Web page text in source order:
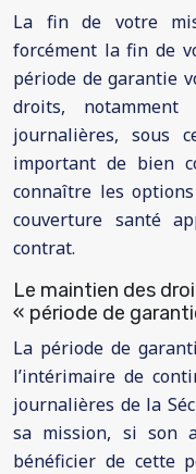
La fin de votre
forcément la fin de
période de garantie
droits,
journalières, sous
important de bien
connaître les
couverture santé
contrat.
Le maintien des
« période de
La période de
l’intérimaire de
journalières de la
sa mission, si son
bénéficier de cette